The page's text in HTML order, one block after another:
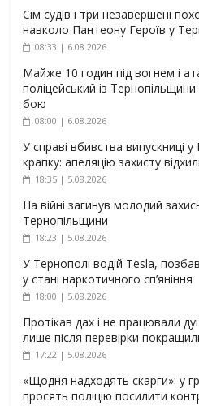
Сім судів і три незавершені
навколо Пантеону Героїв у
08:33 | 6.08.2026
Майже 10 годин під вогнем і
поліцейський із
бою
08:00 | 6.08.2026
У справі вбивства випускниці
крапку: апеляцію захисту
18:35 | 5.08.2026
На війні загинув молодий
Тернопільщини
18:23 | 5.08.2026
У Тернополі водій Tesla,
у стані наркотичного сп’яніння
18:00 | 5.08.2026
Протікав дах і не працювали
лише після перевірки
17:22 | 5.08.2026
«Щодня надходять скарги»: у
просять поліцію посилити